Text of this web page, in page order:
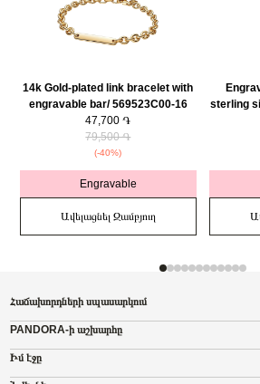
14k Gold-plated link bracelet with
engravable bar/ 569523C00-16
47,700 ֏
79,500 ֏
(-40%)
Engravable
Ավելացնել Զամբյուղ
sterling
Հաճախորդների սպասարկում
PANDORA-ի աշխարհը
Իմ էջը